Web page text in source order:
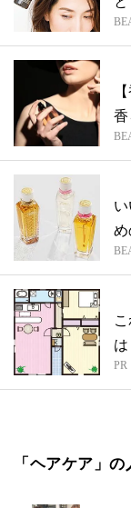
さ
香
め
ラ
は
PR
「ヘアケア」